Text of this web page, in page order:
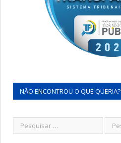
NÃO ENCONTROU O QUE QUERIA?